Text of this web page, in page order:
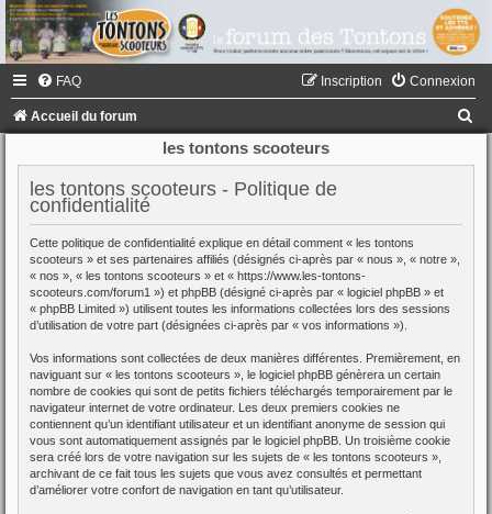
FAQ Connexion
Inscription
Accueil du forum
les tontons scooteurs
les tontons scooteurs - Politique de
confidentialité
Cette politique de confidentialité explique en détail comment « les tontons
scooteurs » et ses partenaires affiliés (désignés ci-après par « nous », « notre »,
« nos », « les tontons scooteurs » et « https://www.les-tontons-
scooteurs.com/forum1 ») et phpBB (désigné ci-après par « logiciel phpBB » et
« phpBB Limited ») utilisent toutes les informations collectées lors des sessions
d’utilisation de votre part (désignées ci-après par « vos informations »).
Vos informations sont collectées de deux manières différentes. Premièrement, en
naviguant sur « les tontons scooteurs », le logiciel phpBB génèrera un certain
nombre de cookies qui sont de petits fichiers téléchargés temporairement par le
navigateur internet de votre ordinateur. Les deux premiers cookies ne
contiennent qu’un identifiant utilisateur et un identifiant anonyme de session qui
vous sont automatiquement assignés par le logiciel phpBB. Un troisième cookie
sera créé lors de votre navigation sur les sujets de « les tontons scooteurs »,
archivant de ce fait tous les sujets que vous avez consultés et permettant
d’améliorer votre confort de navigation en tant qu’utilisateur.